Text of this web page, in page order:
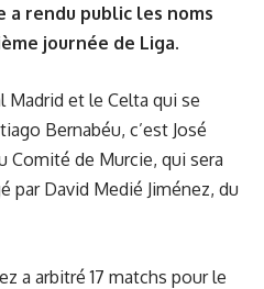
rendu public les noms
journée de Liga.
Madrid et le Celta qui se
Bernabéu, c’est José
Comité de Murcie, qui sera
par David Medié Jiménez, du
a arbitré 17 matchs pour le